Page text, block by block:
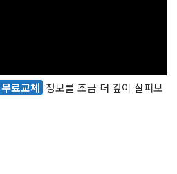
료교체 정보를 조금 더 깊이 살펴보